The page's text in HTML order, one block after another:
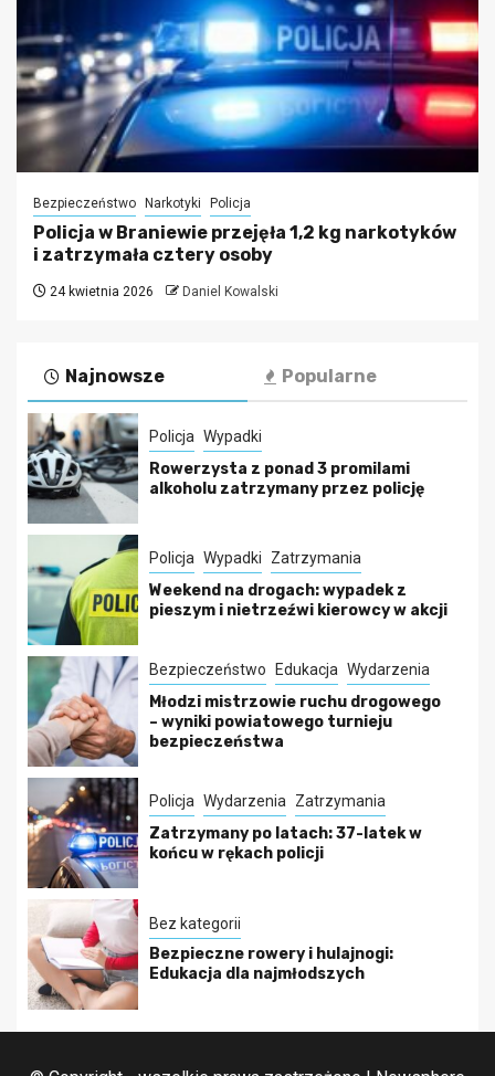
Bezpieczeństwo Narkotyki Policja
Policja w Braniewie przejęła 1,2 kg narkotyków
i zatrzymała cztery osoby
24 kwietnia 2026 Daniel Kowalski
Najnowsze Popularne
Policja Wypadki
Rowerzysta z ponad 3 promilami
alkoholu zatrzymany przez policję
Policja Wypadki Zatrzymania
Weekend na drogach: wypadek z
pieszym i nietrzeźwi kierowcy w akcji
Bezpieczeństwo Edukacja Wydarzenia
Młodzi mistrzowie ruchu drogowego
– wyniki powiatowego turnieju
bezpieczeństwa
Policja Wydarzenia Zatrzymania
Zatrzymany po latach: 37-latek w
końcu w rękach policji
Bez kategorii
Bezpieczne rowery i hulajnogi:
Edukacja dla najmłodszych